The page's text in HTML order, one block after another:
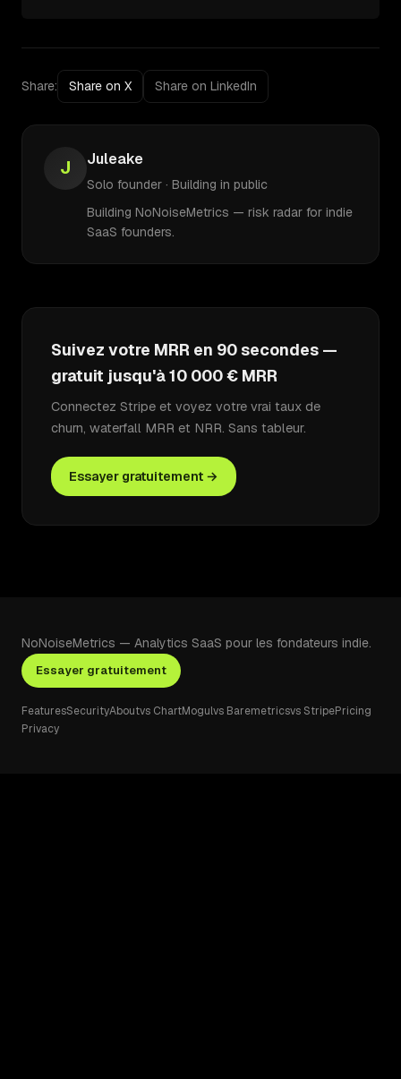
Share: Share on X Share on LinkedIn
J Juleake
Solo founder · Building in public
Building NoNoiseMetrics — risk radar for indie
SaaS founders.
Suivez votre MRR en 90 secondes —
gratuit jusqu'à 10 000 € MRR
Connectez Stripe et voyez votre vrai taux de
churn, waterfall MRR et NRR. Sans tableur.
Essayer gratuitement →
NoNoiseMetrics — Analytics SaaS pour les fondateurs indie.
Essayer gratuitement
FeaturesSecurityAboutvs ChartMogulvs Baremetricsvs StripePricing
Privacy